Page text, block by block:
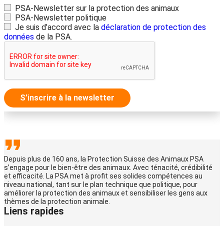
PSA-Newsletter sur la protection des animaux
PSA-Newsletter politique
Je suis d’accord avec la déclaration de protection des
données de la PSA.
S’inscrire à la newsletter
Depuis plus de 160 ans, la Protection Suisse des Animaux PSA
s’engage pour le bien-être des animaux. Avec ténacité, crédibilité
et efficacité. La PSA met à profit ses solides compétences au
niveau national, tant sur le plan technique que politique, pour
améliorer la protection des animaux et sensibiliser les gens aux
thèmes de la protection animale.
Liens rapides